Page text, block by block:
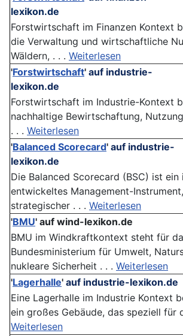
lexikon.de
Forstwirtschaft im Finanzen Kontext
die Verwaltung und wirtschaftliche
Wäldern, . . . Weiterlesen
'Forstwirtschaft' auf industrie-
lexikon.de
Forstwirtschaft im Industrie-Kontext
nachhaltige Bewirtschaftung,
. . . Weiterlesen
'Balanced Scorecard' auf industrie-
lexikon.de
Die Balanced Scorecard (BSC) ist ein
entwickeltes Management-
strategischer . . . Weiterlesen
'BMU' auf wind-lexikon.de
BMU im Windkraftkontext steht für
Bundesministerium für Umwelt,
nukleare Sicherheit . . . Weiterlesen
'Lagerhalle' auf industrie-lexikon.de
Eine Lagerhalle im Industrie Kontext
ein großes Gebäude, das speziell für
Weiterlesen